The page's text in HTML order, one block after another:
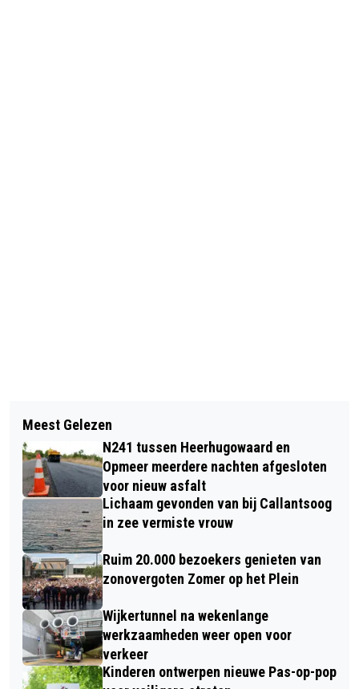
ONDERZOEKSLAB OP 30 METER
HOOGTE: DIGITALISEREN VOOR DE
TOEKOMST
PERSOON ZWAARGEWOND BIJ
WONINGBRAND IN ALKMAAR
Meest Gelezen
N241 tussen Heerhugowaard en
Opmeer meerdere nachten afgesloten
voor nieuw asfalt
Lichaam gevonden van bij Callantsoog
in zee vermiste vrouw
Ruim 20.000 bezoekers genieten van
zonovergoten Zomer op het Plein
Wijkertunnel na wekenlange
werkzaamheden weer open voor
verkeer
Kinderen ontwerpen nieuwe Pas-op-pop